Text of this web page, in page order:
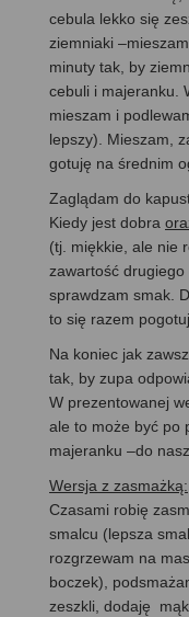
cebula lekko się
ziemniaki
minuty tak, by
cebuli i majeranku.
mieszam i
lepszy). Mieszam,
gotuję na średnim
Zaglądam do
Kiedy jest dobra
(tj. miękkie, ale nie
zawartość drugiego
sprawdzam smak.
to się razem
Na koniec jak
tak, by zupa
W prezentowanej
ale to może być po
majeranku –do
Wersja z zasmażką:
Czasami robię
smalcu (lepsza
rozgrzewam na
boczek),
zeszkli, dodaję